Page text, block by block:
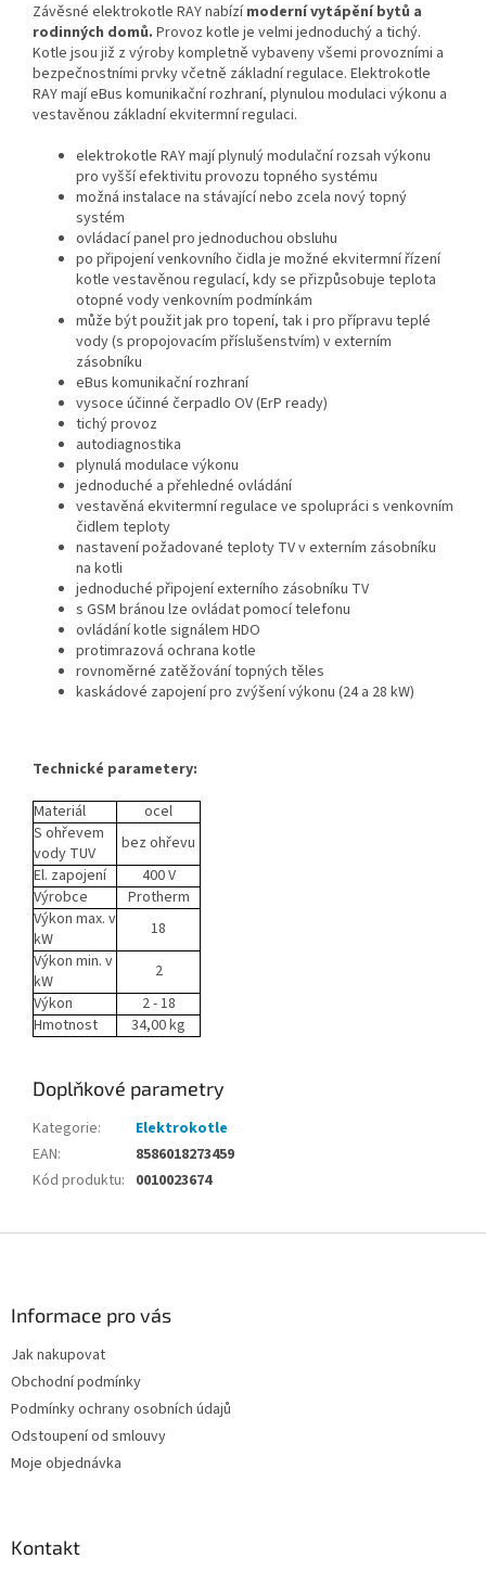
Závěsné elektrokotle RAY nabízímoderní vytápění bytů a
rodinných domů. Provoz kotle je velmi jednoduchý a tichý.
Kotle jsou již z výroby kompletně vybaveny všemi provozními a
bezpečnostními prvky včetně základní regulace. Elektrokotle
RAY mají eBus komunikační rozhraní, plynulou modulaci výkonu a
vestavěnou základní ekvitermní regulaci.
elektrokotle RAY mají plynulý modulační rozsah výkonu
pro vyšší efektivitu provozu topného systému
možná instalace na stávající nebo zcela nový topný
systém
ovládací panel pro jednoduchou obsluhu
po připojení venkovního čidla je možné ekvitermní řízení
kotle vestavěnou regulací, kdy se přizpůsobuje teplota
otopné vody venkovním podmínkám
může být použit jak pro topení, tak i pro přípravu teplé
vody (s propojovacím příslušenstvím) v externím
zásobníku
eBus komunikační rozhraní
vysoce účinné čerpadlo OV (ErP ready)
tichý provoz
autodiagnostika
plynulá modulace výkonu
jednoduché a přehledné ovládání
vestavěná ekvitermní regulace ve spolupráci s venkovním
čidlem teploty
nastavení požadované teploty TV v externím zásobníku
na kotli
jednoduché připojení externího zásobníku TV
s GSM bránou lze ovládat pomocí telefonu
ovládání kotle signálem HDO
protimrazová ochrana kotle
rovnoměrné zatěžování topných těles
kaskádové zapojení pro zvýšení výkonu (24 a 28 kW)
Technické parametery:
Materiál
ocel
S ohřevem
vody TUV
bez ohřevu
El. zapojení
400 V
Výrobce
Protherm
Výkon max. v
kW
18
Výkon min. v
kW
2
Výkon
2 - 18
Hmotnost
34,00 kg
Doplňkové parametry
Kategorie:
Elektrokotle
EAN:
8586018273459
Kód produktu: 0010023674
Informace pro vás
Jak nakupovat
Obchodní podmínky
Podmínky ochrany osobních údajů
Odstoupení od smlouvy
Moje objednávka
Kontakt